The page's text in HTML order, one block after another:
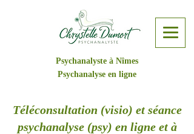
Psychanalyste à Nîmes
Psychanalyse en ligne
Téléconsultation (visio) et séance
psychanalyse (psy) en ligne et à